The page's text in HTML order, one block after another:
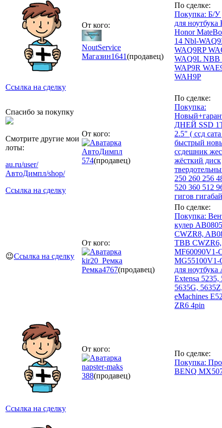
Ссылка на сделку
От кого:
NoutService
Магазин1641(продавец)
По сделке:
Покупка: Б/У
для ноутбука
Honor
14 Nbl-
WAQ9RP
WAQ9L NBB
WAP9R
WAH9P
Спасибо за покупку
Смотрите другие мои
лоты:
au.ru/user/
АвтоДимпл/shop/
Ссылка на сделку
От кого:
АвтоДимпл
574(продавец)
По сделке:
Покупка:
ДНЕЙ SSD
2.5" ( ссд
быстрый
ссдешник
жёсткий диск
250 260 256
520 360 512
гигов
😉Ссылка на сделку
От кого:
kir20_Ремка
Ремка4767(продавец)
По сделке:
Покупка:
кулер
CWZR8,
TBB CWZR6,
MF60090V1-
MG55100V1-
для ноутбука
Extensa 5235,
5635G,
eMachines
ZR6 4pin
Ссылка на сделку
От кого:
napster-maks
388(продавец)
По сделке:
Покупка:
BENQ